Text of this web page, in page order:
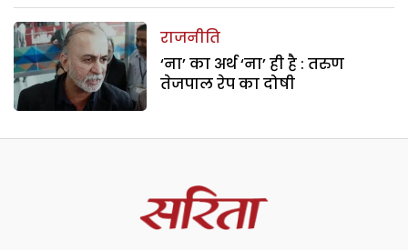
राजनीति
‘ना’ का अर्थ ‘ना’ ही है : तरुण
तेजपाल रेप का दोषी